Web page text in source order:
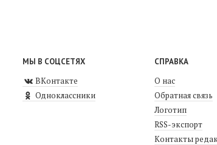
МЫ В СОЦСЕТЯХ
ВКонтакте
Одноклассники
СПРАВКА
О нас
Обратная связь
Логотип
RSS-экспорт
Контакты